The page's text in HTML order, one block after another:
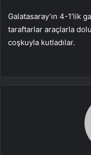
Galatasaray’ın 4-1’lik
taraftarlar araçlarla
coşkuyla kutladılar.